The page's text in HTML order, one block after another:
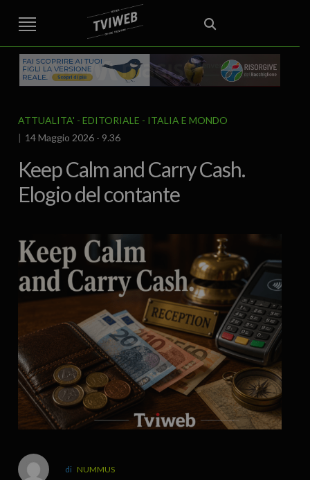
STREET TG CRONACA VENETO
VICENZA E PROVINCIA
AREA BERICA
ECONOMIA ATTUALITA’ POLITICA
EDITORIALE ITALIA E MONDO CURIOSITÀ – LIFESTYLE
CULTURA ARTE
SPORT
IL GRAFFIO FOOD & DRINK FUORIPORTA EROTICO VICENTINO
ATTUALITA' EDITORIALE
ITALIA E MONDO
14 Maggio 2026 - 9.36
Keep Calm and Carry Cash.
Elogio del contante
NUMMUS